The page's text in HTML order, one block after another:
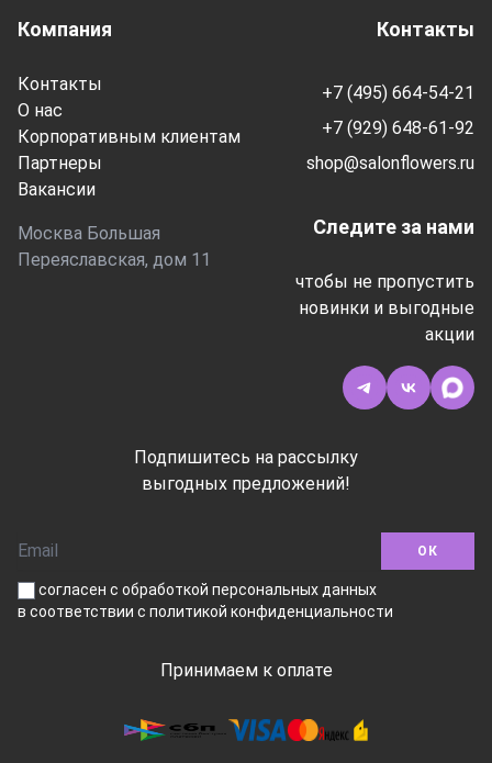
Компания
Контакты
О нас
Корпоративным клиентам
Партнеры
Вакансии
Москва Большая
Переяславская, дом 11
Контакты
+7 (495) 664-54-21
+7 (929) 648-61-92
shop@salonflowers.ru
Следите за нами
чтобы не пропустить
новинки и выгодные
акции
Подпишитесь на рассылку
выгодных предложений!
ОК
согласен с обработкой персональных данных
в соответствии с политикой конфиденциальности
Принимаем к оплате